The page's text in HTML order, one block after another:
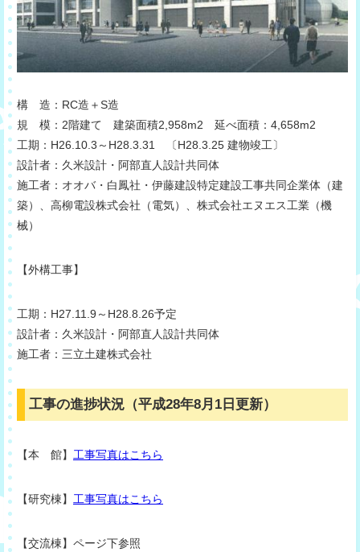
構 造：RC造＋S造
規 模：2階建て 建築面積2,958m2 延べ面積：4,658m2
工期：H26.10.3～H28.3.31 〔H28.3.25 建物竣工〕
設計者：久米設計・阿部直人設計共同体
施工者：オオバ・白鳳社・伊藤建設特定建設工事共同企業体（建
築）、高柳電設株式会社（電気）、株式会社エヌエス工業（機
械）
【外構工事】
工期：H27.11.9～H28.8.26予定
設計者：久米設計・阿部直人設計共同体
施工者：三立土建株式会社
工事の進捗状況（平成28年8月1日更新）
【本 館】 工事写真はこちら
【研究棟】 工事写真はこちら
【交流棟】ページ下参照